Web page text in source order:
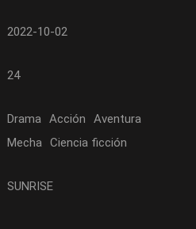
2022-10-02
24
Drama Acción
Aventura
Mecha Ciencia ficción
SUNRISE